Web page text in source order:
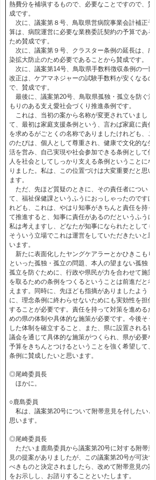
熱費分を補塡するもので、必要なことですので、賛
成です。
次に、議案第８号、鳥取県営病院事業会計補正予
算は、病院運営に必要な業務委託契約の予算である
ため賛成です。
次に、議案第９号、クラスター条例の延長は、感
染拡大防止のため必要であることから賛成です。
次に、議案第14号、鳥取県手数料徴収条例の一部
改正は、ケアマネジャーの試験手数料が安くなるの
で、賛成です。
最後に、議案第20号、鳥取県孤独・孤立を防ぐ温
もりのある支え愛社会づくり推進条例です。
これは、当初の案から名称が変更されていまし
て、最初は家庭支援条例という、言わば家庭に責任
を求めるがごとくの名称でありましたけれども、こ
のたびは、個人として尊重され、健康で文化的な生
活を営み、自己実現や社会参加できる条例として個
人を社会としてしっかり支える条例ということにな
りました。私は、この位置づけは大変重要だと思い
ます。
ただ、先ほど質疑のときに、その責任者につい
て、福祉保健課というふうにおっしゃったのですけ
れども、これは、やはり知事がきちんと責任を持っ
て推進すると、知事に責任があるのだというふうに
私は考えますし、どなたが知事になられたとしても
そういう立場でこれは運営をしていただきたいと思
います。
新たに表面化したヤングケアラーとかひきこもり
といった孤独・孤立の問題、本人の望まない孤独・
孤立を防ぐために、行政や県民が力を合わせて施策
を取るための条例をつくるということは前進だと考
えます。同時に、先ほども指摘がありましたよう
に、理念条例に終わらせないためにも実効性を担保
することが必要です。責任を持って対策を進めるた
めの県の体制や具体的な施策が必要です。今後そう
した体制を確立すること、また、県に設置される審
議会を通じて具体的な施策がつくられ、県が必要な
予算をきちんとつけるということを強く希望して、
条例に賛成したいと思います。
◎尾崎委員長
ほかに。
○鹿島委員
私は、議案第20号について附帯意見を付したいと
思います。
◎尾崎委員長
ただいま鹿島委員から議案第20号に対する附帯意
見の提案がありましたが、この議案第20号が可決す
べきものと決定されましたら、改めて附帯意見の案
をお示しし、お諮りすることといたします。